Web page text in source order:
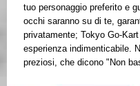
tuo personaggio preferito e
occhi saranno su di te,
privatamente; Tokyo Go-
esperienza indimenticabile.
preziosi, che dicono "Non